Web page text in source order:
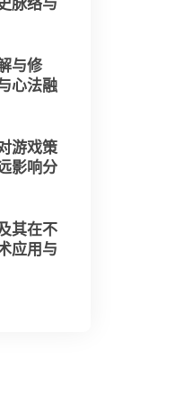
脉络与
与修
心法融
游戏策
影响分
其在不
应用与